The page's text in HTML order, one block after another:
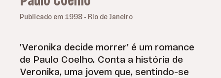
Publicado em 1998 • Rio de Janeiro
'Veronika decide morrer' é um romance
de Paulo Coelho. Conta a história de
Veronika, uma jovem que, sentindo-se